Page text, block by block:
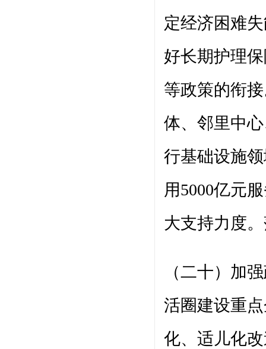
定经济困难
好长期护理
等政策的衔
体、邻里中
行基础设施
用5000亿元
大支持力度
（二十）加
活圈建设重
化、适儿化